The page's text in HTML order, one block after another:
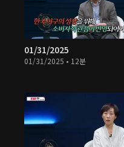
01/31/2025
01/31/2025 • 12분